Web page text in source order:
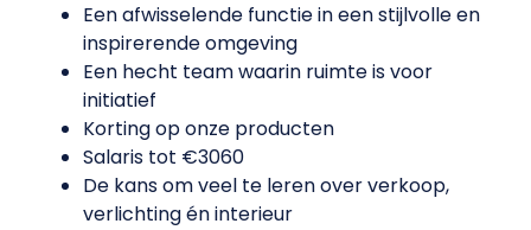
Een afwisselende functie in een stijlvolle en
inspirerende omgeving
Een hecht team waarin ruimte is voor
initiatief
Korting op onze producten
Salaris tot €3060
De kans om veel te leren over verkoop,
verlichting én interieur